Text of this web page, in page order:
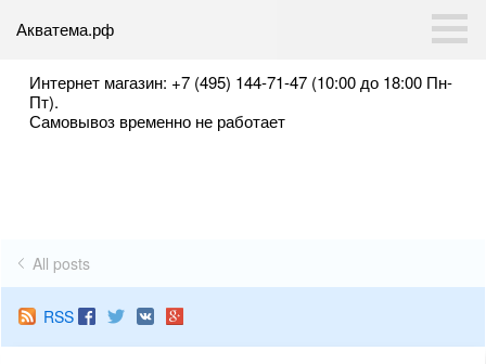
Акватема.рф
Интернет магазин: +7 (495) 144-71-47 (10:00 до 18:00 Пн-
Пт).
Самовывоз временно не работает
All posts
RSS